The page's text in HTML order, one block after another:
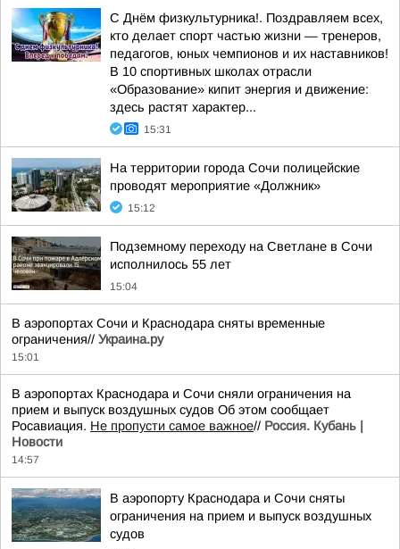
С Днём физкультурника!. Поздравляем всех,
кто делает спорт частью жизни — тренеров,
педагогов, юных чемпионов и их наставников!
В 10 спортивных школах отрасли
«Образование» кипит энергия и движение:
здесь растят характер...
15:31
На территории города Сочи полицейские
проводят мероприятие «Должник»
15:12
Подземному переходу на Светлане в Сочи
исполнилось 55 лет
15:04
В аэропортах Сочи и Краснодара сняты временные
ограничения// Украина.ру
15:01
В аэропортах Краснодара и Сочи сняли ограничения на
прием и выпуск воздушных судов Об этом сообщает
Росавиация. Не пропусти самое важное// Россия. Кубань |
Новости
14:57
В аэропорту Краснодара и Сочи сняты
ограничения на прием и выпуск воздушных
судов